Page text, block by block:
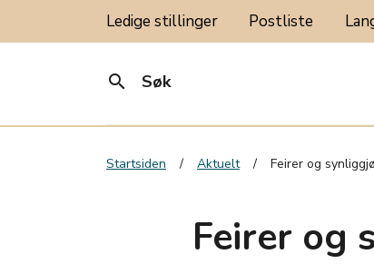
Ledige stillinger Postliste
search Søk
Startsiden Aktuelt Feirer og
Feirer og